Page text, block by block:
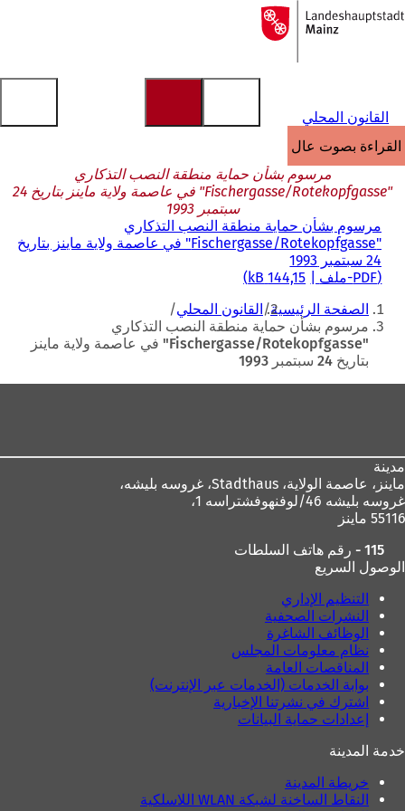
الانتقال إلى المحتوى
إلى
الصفحة
القانون المحلي
القراءة بصوت عالٍ
مرسوم بشأن حماية منطقة النصب التذكاري
"Fischergasse/Rotekopfgasse" في عاصمة ولاية ماينز بتاريخ 24
سبتمبر 1993
مرسوم بشأن حماية منطقة النصب التذكاري
"Fischergasse/Rotekopfgasse" في عاصمة ولاية ماينز بتاريخ
24 سبتمبر 1993
PDF-ملف 144,15 kB
أنت
هنا
الصفحة الرئيسية القانون المحلي
مرسوم بشأن حماية منطقة النصب التذكاري
"Fischergasse/Rotekopfgasse" في عاصمة ولاية ماينز
بتاريخ 24 سبتمبر 1993
مدينة
ماينز، عاصمة الولاية،
غروسه بليشه 46/لوفنهوفشتراسه 1،
55116 ماينز
115 - رقم هاتف السلطات
الوصول السريع
التنظيم الإداري
النشرات الصحفية
الوظائف الشاغرة
نظام معلومات المجلس
المناقصات العامة
بوابة الخدمات (الخدمات عبر الإنترنت)
اشترك في نشرتنا الإخبارية
إعدادات حماية البيانات
خدمة المدينة
خريطة المدينة
النقاط الساخنة لشبكة WLAN اللاسلكية